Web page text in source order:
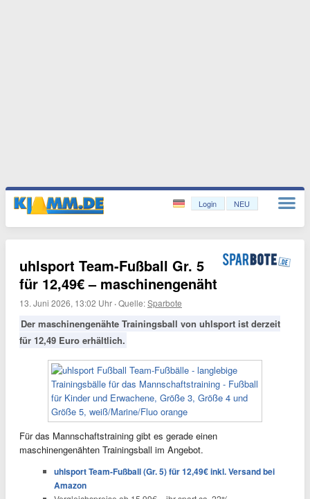
Login NEU
uhlsport Team-Fußball Gr. 5
für 12,49€ – maschinengenäht
13. Juni 2026, 13:02 Uhr ·Quelle:Sparbote
Der maschinengenähte Trainingsball von uhlsport ist derzeit
für 12,49 Euro erhältlich.
Für das Mannschaftstraining gibt es gerade einen
maschinengenähten Trainingsball im Angebot.
uhlsport Team-Fußball (Gr. 5) für 12,49€ inkl. Versand bei
Amazon